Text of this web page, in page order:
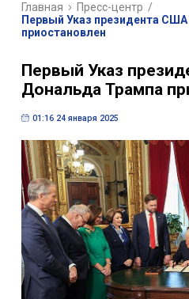
Главная Пресс-центр /
Первый Указ президента
приостановлен
Первый Указ
Дональда Трампа
01:16 24 января 2025